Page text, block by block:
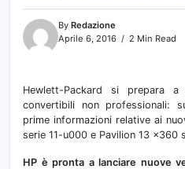
By Redazione
Aprile 6, 2016
2 Min Read
Hewlett-Packard si prepara
convertibili non professionali:
prime informazioni relative ai
serie 11-u000 e Pavilion 13 x360
HP è pronta a lanciare nuove